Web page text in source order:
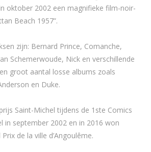
oktober 2002 een magnifieke film-noir-
Beach 1957”.
zijn: Bernard Prince, Comanche,
Schemerwoude, Nick en verschillende
groot aantal losse albums zoals
en Duke.
Saint-Michel tijdens de 1ste Comics
in september 2002 en in 2016 won
de la ville d’Angoulême.